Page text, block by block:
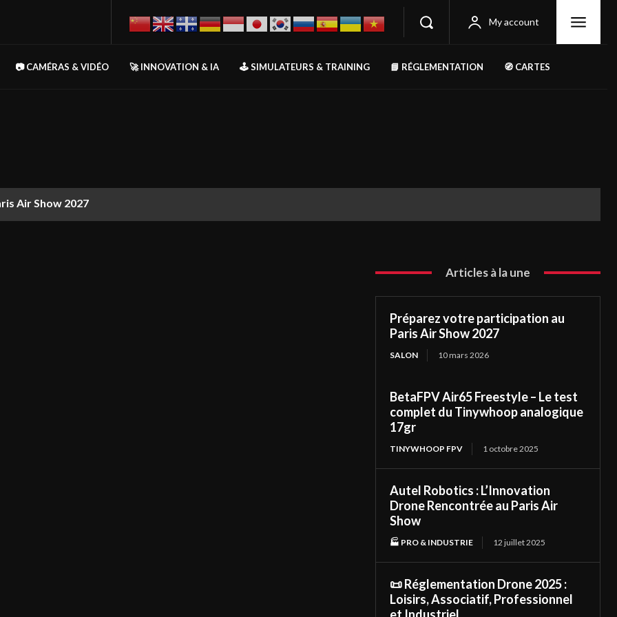
My account
📷 CAMÉRAS & VIDÉO 🚀 INNOVATION & IA 🕹️ SIMULATEURS & TRAINING 📘 RÉGLEMENTATION 🧭 CARTES
Air Show 2027
Articles à la une
Préparez votre participation au
Paris Air Show 2027
SALON 10 mars 2026
BetaFPV Air65 Freestyle – Le test
complet du Tinywhoop analogique
17gr
TINYWHOOP FPV 1 octobre 2025
Autel Robotics : L’Innovation
Drone Rencontrée au Paris Air
Show
🏭 PRO & INDUSTRIE 12 juillet 2025
📜 Réglementation Drone 2025 :
Loisirs, Associatif, Professionnel